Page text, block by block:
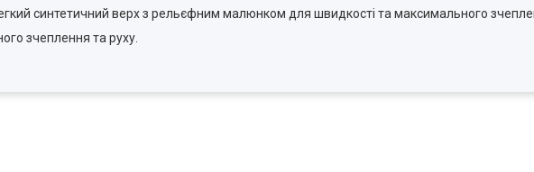
синтетичний верх з рельєфним малюнком для швидкості та максимального
зчеплення та руху.